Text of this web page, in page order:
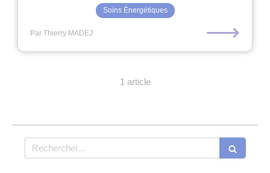
Soins Énergétiques
Par Thierry MADEJ ⟶
1 article
Rechercher